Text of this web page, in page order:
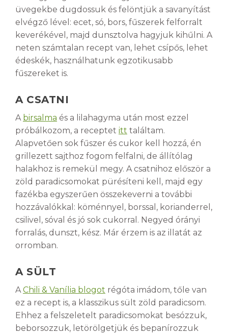
üvegekbe dugdossuk és felöntjük a savanyítást
elvégző lével: ecet, só, bors, fűszerek felforralt
keverékével, majd dunsztolva hagyjuk kihűlni. A
neten számtalan recept van, lehet csípős, lehet
édeskék, használhatunk egzotikusabb
fűszereket is.
A CSATNI
A birsalma és a lilahagyma után most ezzel
próbálkozom, a receptet itt találtam.
Alapvetően sok fűszer és cukor kell hozzá, én
grillezett sajthoz fogom felfalni, de állítólag
halakhoz is remekül megy. A csatnihoz először a
zöld paradicsomokat pürésíteni kell, majd egy
fazékba egyszerűen összekeverni a további
hozzávalókkal: köménnyel, borssal, korianderrel,
csilivel, sóval és jó sok cukorral. Negyed órányi
forralás, dunszt, kész. Már érzem is az illatát az
orromban.
A SÜLT
A Chili & Vanília blogot régóta imádom, tőle van
ez a recept is, a klasszikus sült zöld paradicsom.
Ehhez a felszeletelt paradicsomokat besózzuk,
beborsozzuk, letörölgetjük és bepanírozzuk